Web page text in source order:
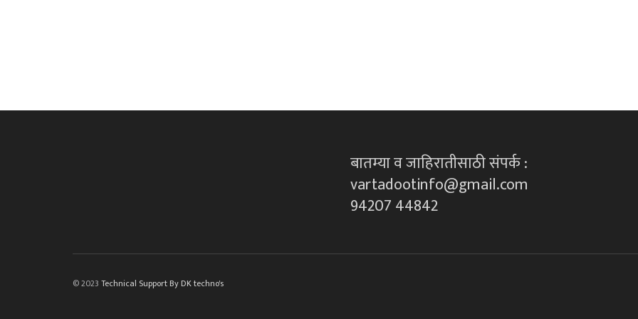
बातम्या व जाहिरातीसाठी संपर्क :
vartadootinfo@gmail.com
94207 44842
© 2023 Technical Support By DK techno's